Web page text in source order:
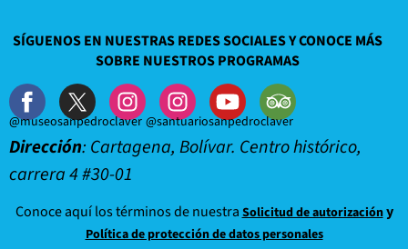
SÍGUENOS EN NUESTRAS REDES SOCIALES Y CONOCE MÁS
SOBRE NUESTROS PROGRAMAS
@museosanpedroclaver @santuariosanpedroclaver
Dirección: Cartagena, Bolívar. Centro histórico,
carrera 4 #30-01
Conoce aquí los términos de nuestra Solicitud de autorizacióny
Política de protección de datos personales